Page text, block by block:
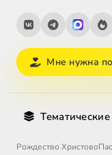
Мне нужна
Рождество Христово